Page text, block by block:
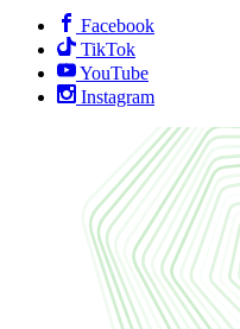
Facebook
TikTok
YouTube
Instagram